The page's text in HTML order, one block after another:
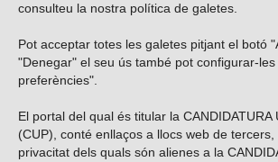
consulteu la nostra política de galetes
Pot acceptar totes les galetes pitjant el botó
"Denegar" el seu ús també pot configurar-
preferències".
El portal del qual és titular la CANDIDATURA
(CUP), conté enllaços a llocs web de
privacitat dels quals són alienes a la
Vols subscriure’t al nostre
ENVIAR